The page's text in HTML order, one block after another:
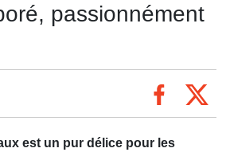
passionnément
est un pur délice pour les